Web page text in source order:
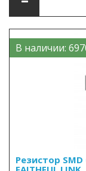
В наличии:
Резистор